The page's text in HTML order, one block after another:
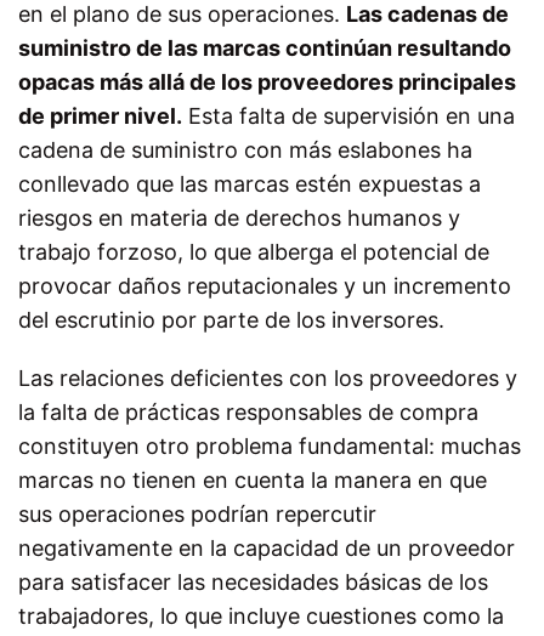
en el plano de sus operaciones. Las cadenas de
suministro de las marcas continúan resultando
opacas más allá de los proveedores principales
de primer nivel. Esta falta de supervisión en una
cadena de suministro con más eslabones ha
conllevado que las marcas estén expuestas a
riesgos en materia de derechos humanos y
trabajo forzoso, lo que alberga el potencial de
provocar daños reputacionales y un incremento
del escrutinio por parte de los inversores.
Las relaciones deficientes con los proveedores y
la falta de prácticas responsables de compra
constituyen otro problema fundamental: muchas
marcas no tienen en cuenta la manera en que
sus operaciones podrían repercutir
negativamente en la capacidad de un proveedor
para satisfacer las necesidades básicas de los
trabajadores, lo que incluye cuestiones como la